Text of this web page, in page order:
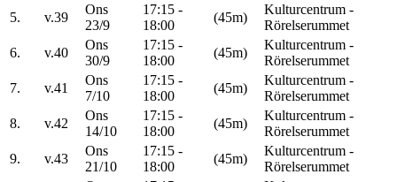
5.
v.39
Ons
23/9
17:15 -
18:00
(45m)
Kulturcentrum -
Rörelserummet
6.
v.40
Ons
30/9
17:15 -
18:00
(45m)
Kulturcentrum -
Rörelserummet
7.
v.41
Ons
7/10
17:15 -
18:00
(45m)
Kulturcentrum -
Rörelserummet
8.
v.42
Ons
14/10
17:15 -
18:00
(45m)
Kulturcentrum -
Rörelserummet
9.
v.43
Ons
21/10
17:15 -
18:00
(45m)
Kulturcentrum -
Rörelserummet